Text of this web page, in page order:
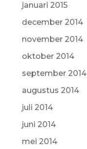
januari 2015
december 2014
november 2014
oktober 2014
september 2014
augustus 2014
juli 2014
juni 2014
mei 2014